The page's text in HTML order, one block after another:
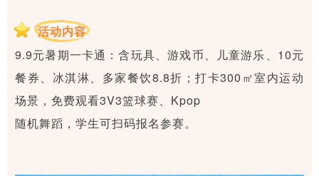
活动内容
9.9元暑期一卡通：含玩具、游戏币、儿童游乐、10元
餐券、冰淇淋、多家餐饮8.8折；打卡300㎡室内运动
场景，免费观看3V3篮球赛、Kpop
随机舞蹈，学生可扫码报名参赛。